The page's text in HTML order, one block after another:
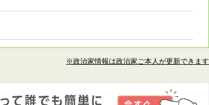
※政治家情報は政治家ご本人が更新できます